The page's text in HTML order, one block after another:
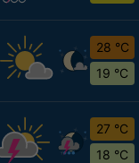
28 °C
19 °C
27 °C
18 °C